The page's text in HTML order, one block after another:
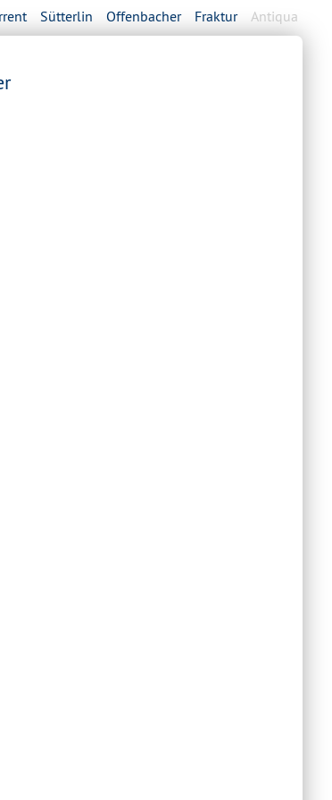
Sütterlin Offenbacher Fraktur Antiqua